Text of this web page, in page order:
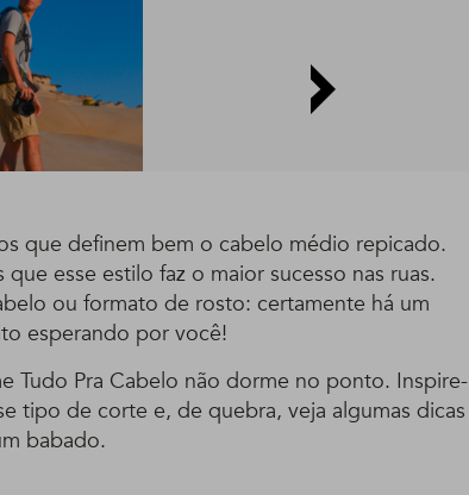
que definem bem o cabelo médio repicado.
esse estilo faz o maior sucesso nas ruas.
ou formato de rosto: certamente há um
esperando por você!
Tudo Pra Cabelo não dorme no ponto. Inspire-
tipo de corte e, de quebra, veja algumas dicas
babado.